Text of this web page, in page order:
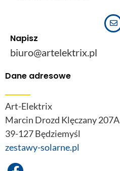
Napisz
biuro@artelektrix.pl
Dane adresowe
Art-Elektrix
Marcin Drozd Klęczany 207A
39-127 Będziemyśl
zestawy-solarne.pl